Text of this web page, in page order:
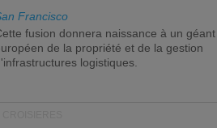
Francisco
fusion donnera naissance à un géant
de la propriété et de la gestion
logistiques.